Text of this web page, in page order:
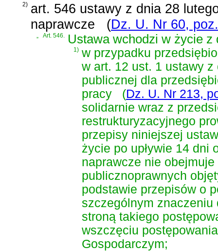
2) art. 546 ustawy z dnia 28
naprawcze
(Dz. U. Nr 60,
„ Art. 546. Ustawa wchodzi w życie
1) w przypadku
w art. 12 ust. 1 ustawy
publicznej dla
pracy
(Dz. U. Nr 213,
solidarnie wraz z
restrukturyzacyjnego
przepisy niniejszej
życie po upływie 14 dni
naprawcze nie
publicznoprawnych
podstawie przepisów o
szczególnym
stroną takiego
wszczęciu
Gospodarczym;